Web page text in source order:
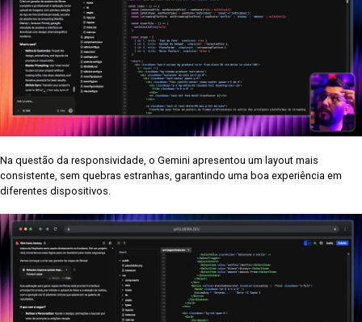
Na questão da responsividade, o Gemini apresentou um layout mais
consistente, sem quebras estranhas, garantindo uma boa experiência em
diferentes dispositivos.